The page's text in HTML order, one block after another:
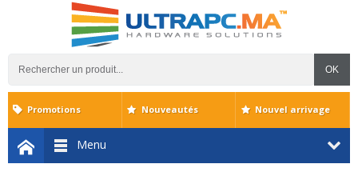
OK
Menu
Promotions Nouveautés Nouvel arrivage